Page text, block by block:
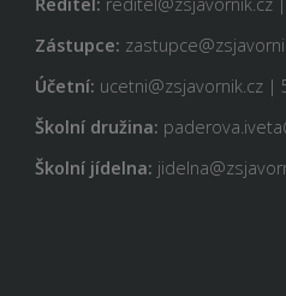
Zástupce:
Účetní: ucetni@zsjavornik.cz |
Školní družina:
Školní jídelna: